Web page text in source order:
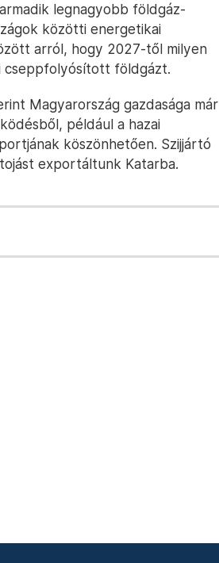
legnagyobb földgáz-
közötti energetikai
arról, hogy 2027-től milyen
cseppfolyósított földgázt.
Magyarország gazdasága már
például a hazai
köszönhetően. Szijjártó
exportáltunk Katarba.